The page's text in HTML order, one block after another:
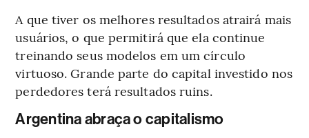
A que tiver os melhores resultados atrairá mais
usuários, o que permitirá que ela continue
treinando seus modelos em um círculo
virtuoso. Grande parte do capital investido nos
perdedores terá resultados ruins.
Argentina abraça o capitalismo